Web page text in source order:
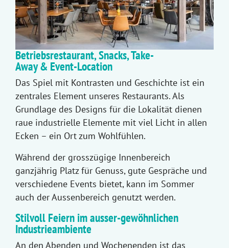
Betriebsrestaurant, Snacks, Take-
Away & Event-Location
Das Spiel mit Kontrasten und Geschichte ist ein
zentrales Element unseres Restaurants. Als
Grundlage des Designs für die Lokalität dienen
raue industrielle Elemente mit viel Licht in allen
Ecken – ein Ort zum Wohlfühlen.
Während der grosszügige Innenbereich
ganzjährig Platz für Genuss, gute Gespräche und
verschiedene Events bietet, kann im Sommer
auch der Aussenbereich genutzt werden.
Stilvoll Feiern im ausser-gewöhnlichen
Industrieambiente
An den Abenden und Wochenenden ist das